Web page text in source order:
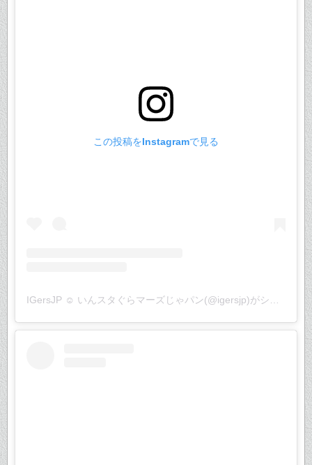
この投稿をInstagramで見る